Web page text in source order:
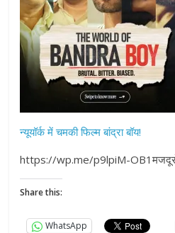
न्यूयॉर्क में चमकी फिल्म बांद्रा बॉय!
https://wp.me/p9lpiM-OB1मजदूरों
Share this:
WhatsApp